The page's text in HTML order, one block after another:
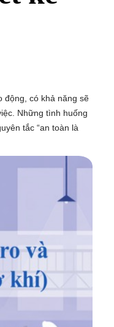
động, có khả năng sẽ
Những tình huống
tắc “an toàn là